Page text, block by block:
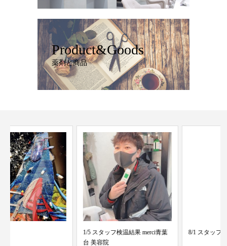
Product&Goods
薬剤と商品
1/5 スタッフ検温結果 merci青葉
8/1 スタッフ検温結果